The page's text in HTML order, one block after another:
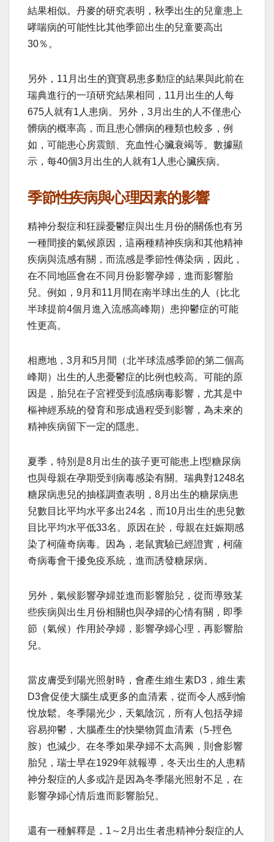
結果相似。丹麥的研究表明，秋季出生的兒童患上
哮喘病的可能性比其他季節出生的兒童要高出
30％。
另外，11月出生的寶寶易患多動症的結果與此前在
瑞典進行的一項研究結果相同，11月出生的人每
675人就有1人患病。另外，3月出生的人不僅患心
髒病的概率高，而且患心髒病的種類也較多，例
如，可能患心房震顫、充血性心臟衰竭等。數據顯
示，每40個3月出生的人就有1人患心臟疾病。
季節性疾病與心理因素的影響
精神分裂症和狂躁憂鬱症與出生月份的關係也有另
一種間接的氣候原因，這兩種精神疾病和其他精神
疾病與流感有關，而流感是季節性傳染病，因此，
在不同地區會在不同月份影響孕婦，進而影響胎
兒。例如，9月和11月間在南半球出生的人（比北
半球提前4個月進入流感高峰期）患抑鬱症的可能
性更高。
相應地，3月和5月間（北半球流感季節的第二個高
峰期）出生的人患憂鬱症的比例也較高。可能的原
因是，胎兒在子宮裡受到流感病毒影響，尤其是中
樞神經系統的發育和形成過程受到影響，為未來的
精神疾病留下一定的隱患。
夏季，特別是8月出生的孩子更可能患上I型糖尿病
也與母親在孕期受到病毒感染有關。瑞典對1248名
糖尿病患兒的抽樣調查表明，8月出生的糖尿病患
兒數目比平均水平多出24名，而10月出生的患兒數
目比平均水平低33名。原因在於，母親在妊娠期感
染了柯薩奇病毒。因為，老鼠實驗已經證實，柯薩
奇病毒會干擾免疫系統，進而誘發糖尿病。
另外，氣候影響孕婦並進而影響胎兒，從而導致某
些疾病與出生月份相關也與孕婦的心情有關，即季
節（氣候）作用於孕婦，影響孕婦心理，再影響胎
兒。
當皮膚受到陽光照射時，會產生維生素D3，維生素
D3會促使大腦生成更多的血清素，從而令人感到愉
悅放鬆。冬季陽光少，天氣陰沉，所有人包括孕婦
容易抑鬱，大腦產生的快樂物質血清素（5-羥色
胺）也減少。在冬季如果孕婦不太高興，則會影響
胎兒，瑞士早在1929年就報導，冬天出生的人患精
神分裂症的人多或許是因為冬季陽光照射不足，在
影響孕婦心情后進而影響胎兒。
還有一種解釋是，1～2月出生者患精神分裂症的人